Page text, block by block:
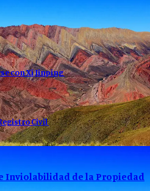
con Xi Jinping
Civil
Inviolabilidad de la Propiedad